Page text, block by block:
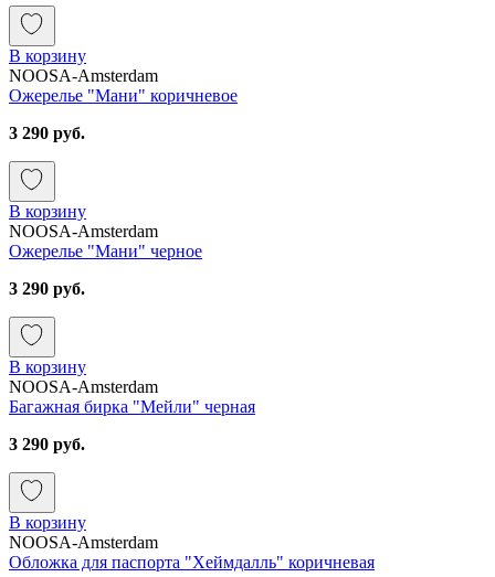
В корзину
NOOSA-Amsterdam
Ожерелье "Мани" коричневое
3 290 руб.
В корзину
NOOSA-Amsterdam
Ожерелье "Мани" черное
3 290 руб.
В корзину
NOOSA-Amsterdam
Багажная бирка "Мейли" черная
3 290 руб.
В корзину
NOOSA-Amsterdam
Обложка для паспорта "Хеймдалль" коричневая